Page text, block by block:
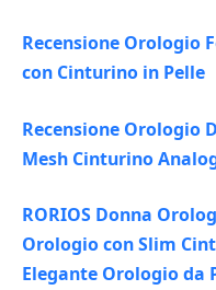
Recensione Orologio
con Cinturino in Pelle
Recensione Orologio
Mesh Cinturino
RORIOS Donna
Orologio con Slim
Elegante Orologio da